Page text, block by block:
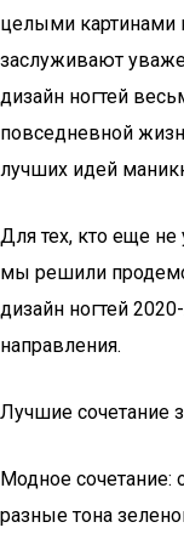
целыми картинами
заслуживают
дизайн ногтей
повседневной
лучших идей
Для тех, кто еще
мы решили
дизайн ногтей
направления.
Лучшие сочетание
Модное сочетание:
разные тона